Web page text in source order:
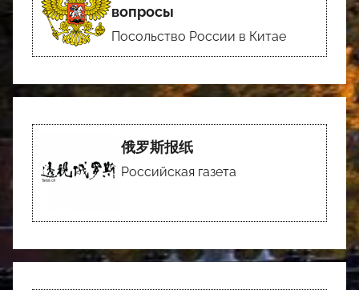
вопросы
Посольство России в Китае
俄罗斯报纸
Российская газета